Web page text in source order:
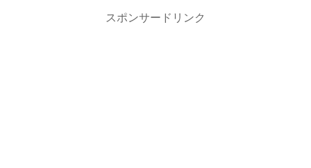
スポンサードリンク